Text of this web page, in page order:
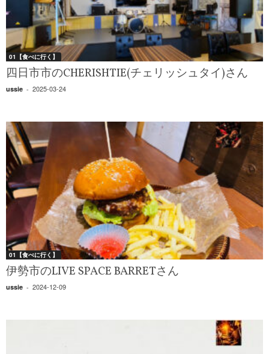
01【食べに行く】
四日市市のCHERISHTIE(チェリッシュタイ)さん
ussie - 2025-03-24
01【食べに行く】
伊勢市のLIVE SPACE BARRETさん
ussie - 2024-12-09